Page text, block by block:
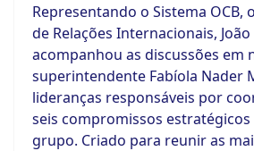
Representando o Sistema OCB,
de Relações Internacionais, João
acompanhou as discussões em
superintendente Fabíola Nader
lideranças responsáveis por
seis compromissos
grupo. Criado para reunir as